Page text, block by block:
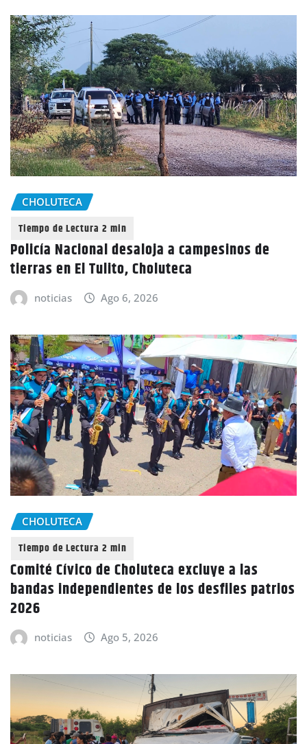
CHOLUTECA
Policía Nacional desaloja a campesinos de
tierras en El Tulito, Choluteca
noticias Ago 6, 2026
CHOLUTECA
Comité Cívico de Choluteca excluye a las
bandas independientes de los desfiles patrios
2026
noticias Ago 5, 2026